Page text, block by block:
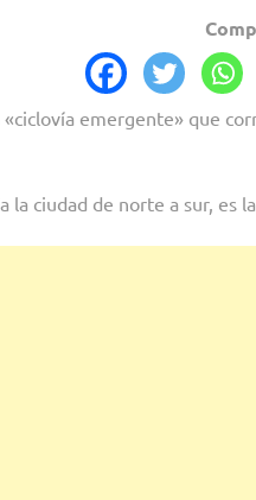
«ciclovía emergente» que
la ciudad de norte a sur, es